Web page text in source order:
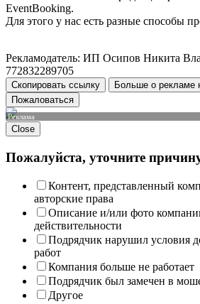
EventBooking.
Для этого у нас есть разные способы
Рекламодатель: ИП Осипов Никита
772832289705
Скопировать ссылку
Больше о рекламе
Пожаловаться
Реклама
Close
Пожалуйста, уточните
Контент, представленный
авторские права
Описание и/или фото
действительности
Подрядчик нарушил условия
работ
Компания больше не работает
Подрядчик был замечен в
Другое